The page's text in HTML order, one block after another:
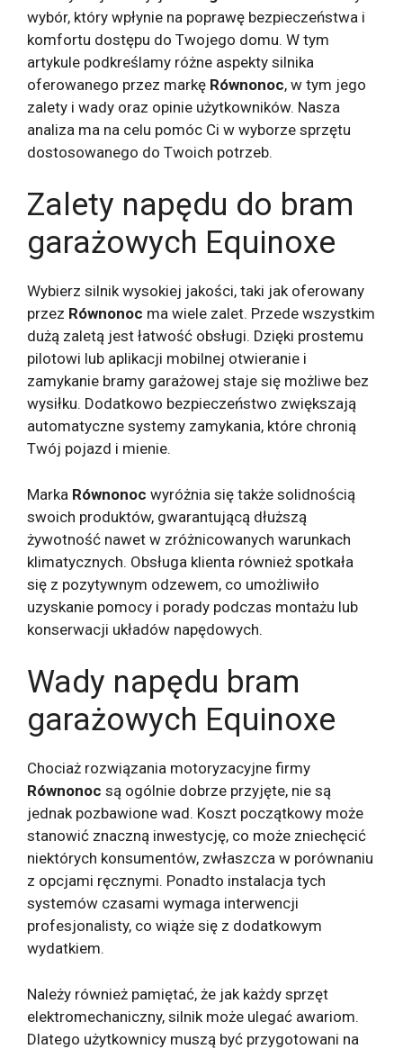
wybór, który wpłynie na poprawę bezpieczeństwa i
komfortu dostępu do Twojego domu. W tym
artykule podkreślamy różne aspekty silnika
oferowanego przez markę Równonoc, w tym jego
zalety i wady oraz opinie użytkowników. Nasza
analiza ma na celu pomóc Ci w wyborze sprzętu
dostosowanego do Twoich potrzeb.
Zalety napędu do bram
garażowych Equinoxe
Wybierz silnik wysokiej jakości, taki jak oferowany
przez Równonoc ma wiele zalet. Przede wszystkim
dużą zaletą jest łatwość obsługi. Dzięki prostemu
pilotowi lub aplikacji mobilnej otwieranie i
zamykanie bramy garażowej staje się możliwe bez
wysiłku. Dodatkowo bezpieczeństwo zwiększają
automatyczne systemy zamykania, które chronią
Twój pojazd i mienie.
Marka Równonoc wyróżnia się także solidnością
swoich produktów, gwarantującą dłuższą
żywotność nawet w zróżnicowanych warunkach
klimatycznych. Obsługa klienta również spotkała
się z pozytywnym odzewem, co umożliwiło
uzyskanie pomocy i porady podczas montażu lub
konserwacji układów napędowych.
Wady napędu bram
garażowych Equinoxe
Chociaż rozwiązania motoryzacyjne firmy
Równonoc są ogólnie dobrze przyjęte, nie są
jednak pozbawione wad. Koszt początkowy może
stanowić znaczną inwestycję, co może zniechęcić
niektórych konsumentów, zwłaszcza w porównaniu
z opcjami ręcznymi. Ponadto instalacja tych
systemów czasami wymaga interwencji
profesjonalisty, co wiąże się z dodatkowym
wydatkiem.
Należy również pamiętać, że jak każdy sprzęt
elektromechaniczny, silnik może ulegać awariom.
Dlatego użytkownicy muszą być przygotowani na